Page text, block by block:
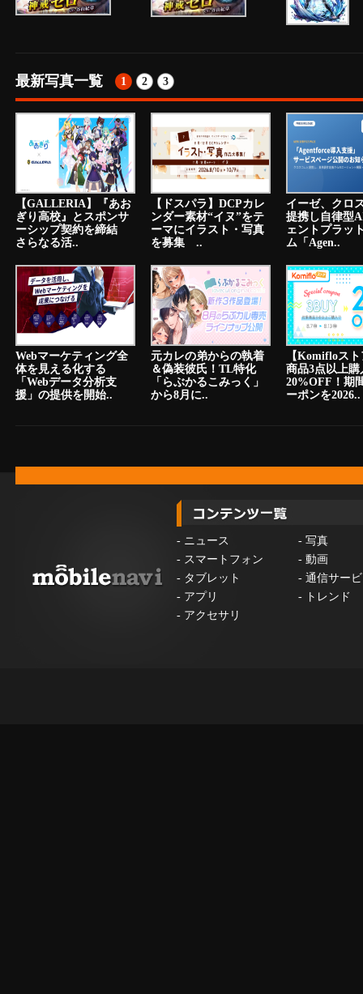
最新写真一覧 1 2 3
【GALLERIA】『あお
ぎり高校』とスポンサ
ーシップ契約を締結
さらなる活..
【ドスパラ】DCPカレ
ンダー素材“イヌ”をテ
ーマにイラスト・写真
を募集 ..
イーゼ、クロ
提携し自律型
ェントプラッ
ム「Agen..
Webマーケティング全
体を見える化する
「Webデータ分析支
援」の提供を開始..
元カレの弟からの執着
＆偽装彼氏！TL特化
「らぶかるこみっく」
から8月に..
【Komifloス
商品3点以上購
20%OFF！期
ーポンを2026..
- ニュース - 写真
- スマートフォン - 動画
- タブレット - 通信サー
- アプリ -
トレンド
- アクセサリ